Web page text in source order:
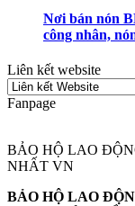
Nơi bán nón
công nhân,
Liên kết website
Fanpage
BẢO HỘ LAO
NHẤT VN
BẢO HỘ LAO